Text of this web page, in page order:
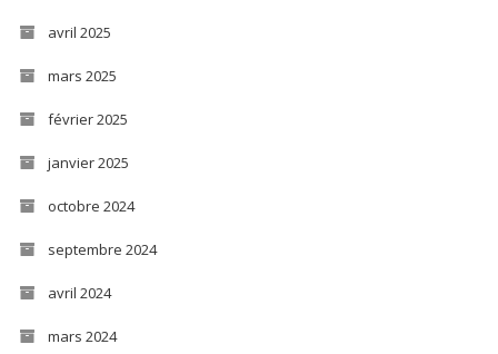
avril 2025
mars 2025
février 2025
janvier 2025
octobre 2024
septembre 2024
avril 2024
mars 2024